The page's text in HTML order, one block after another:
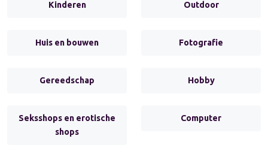
Kinderen Outdoor
Huis en bouwen Fotografie
Gereedschap Hobby
Seksshops en erotische
shops
Computer